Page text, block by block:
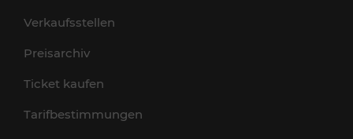
Verkaufsstellen
Preisarchiv
Ticket kaufen
Tarifbestimmungen